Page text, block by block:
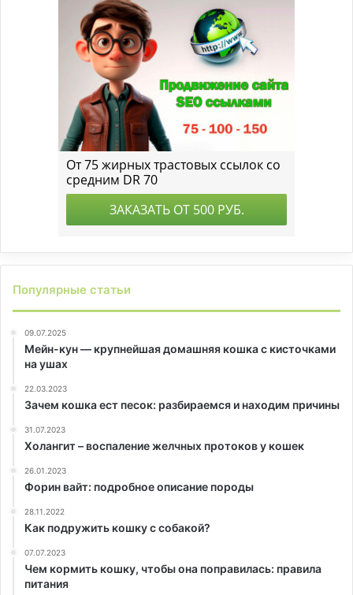
Популярные статьи
09.07.2025
Мейн-кун — крупнейшая домашняя кошка с кисточками
на ушах
22.03.2023
Зачем кошка ест песок: разбираемся и находим причины
31.07.2023
Холангит – воспаление желчных протоков у кошек
26.01.2023
Форин вайт: подробное описание породы
28.11.2022
Как подружить кошку с собакой?
07.07.2023
Чем кормить кошку, чтобы она поправилась: правила
питания